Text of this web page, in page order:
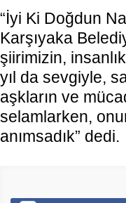
“İyi Ki Doğdun
Karşıyaka
şiirimizin,
yıl da sevgiyle,
aşkların ve
selamlarken,
anımsadık” dedi.